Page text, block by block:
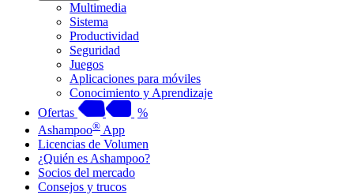
Multimedia
Sistema
Productividad
Seguridad
Juegos
Aplicaciones para móviles
Conocimiento y Aprendizaje
Ofertas
%
Ashampoo® App
Licencias de Volumen
¿Quién es Ashampoo?
Socios del mercado
Consejos y trucos